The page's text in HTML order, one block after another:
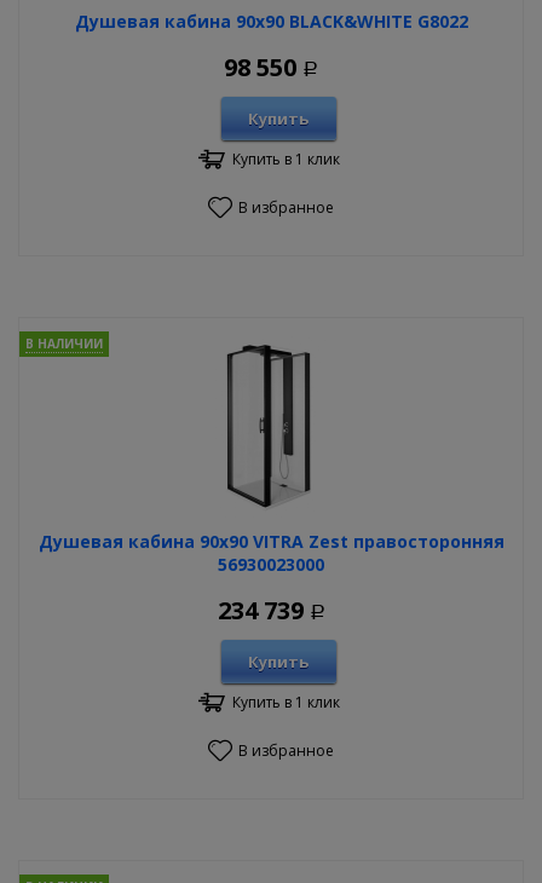
Душевая кабина 90х90 BLACK&WHITE G8022
98 550 Р
Купить
Купить в 1 клик
В избранное
Душевая кабина 90х90 VITRA Zest правосторонняя
56930023000
В НАЛИЧИИ
234 739 Р
Купить
Купить в 1 клик
В избранное